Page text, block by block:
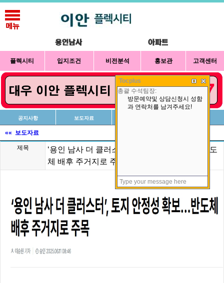
플렉시티 입지조건 비전분석 홍보관 고객센터
공지사항 보도자료
«« 보도자료
제목
‘용인 남사 더 클러스터’, 토지 안정성 확보…반도
체 배후 주거지로 주목
Tocplus